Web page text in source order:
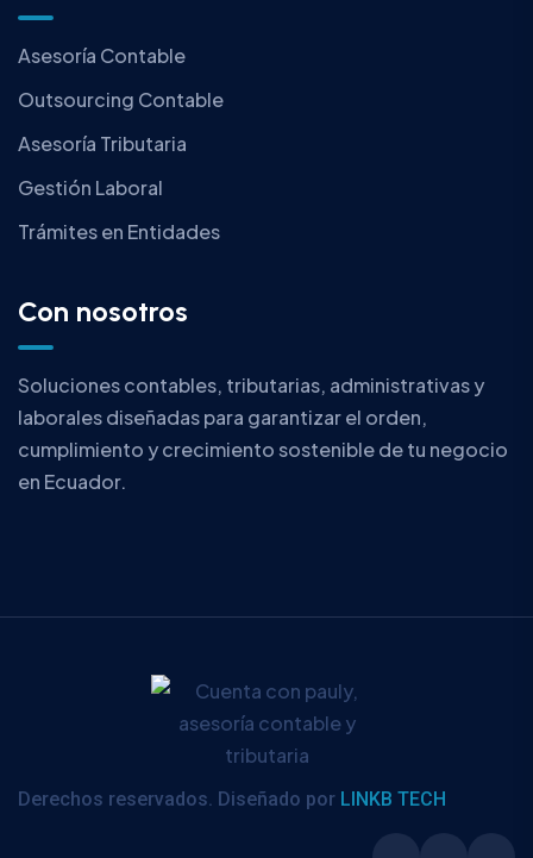
Asesoría Contable
Outsourcing Contable
Asesoría Tributaria
Gestión Laboral
Trámites en Entidades
Con nosotros
Soluciones contables, tributarias, administrativas y
laborales diseñadas para garantizar el orden,
cumplimiento y crecimiento sostenible de tu negocio
en Ecuador.
Derechos reservados. Diseñado por LINKB TECH